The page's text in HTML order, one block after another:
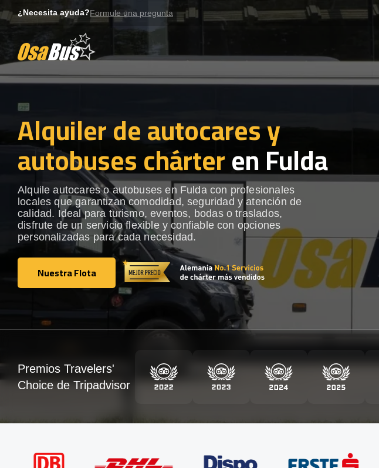
to
¿Necesita ayuda?Formule una pregunta
Alquiler de autocares y
autobuses chárteren Fulda
Alquile autocares o autobuses en Fulda con profesionales
locales que garantizan comodidad, seguridad y atención de
calidad. Ideal para turismo, eventos, bodas o traslados,
disfrute de un servicio flexible y confiable con opciones
personalizadas para cada necesidad.
Nuestra Flota
Nuestra Flota
Premios Travelers'
Choice de Tripadvisor